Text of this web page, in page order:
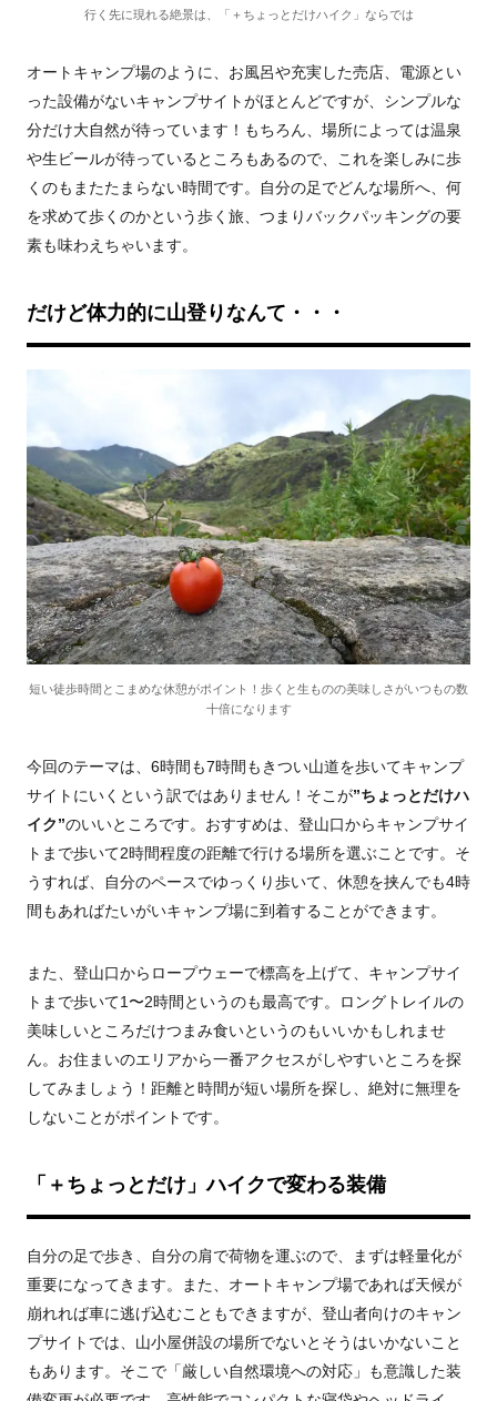
行く先に現れる絶景は、「＋ちょっとだけハイク」ならでは
オートキャンプ場のように、お風呂や充実した売店、電源とい
った設備がないキャンプサイトがほとんどですが、シンプルな
分だけ大自然が待っています！もちろん、場所によっては温泉
や生ビールが待っているところもあるので、これを楽しみに歩
くのもまたたまらない時間です。自分の足でどんな場所へ、何
を求めて歩くのかという歩く旅、つまりバックパッキングの要
素も味わえちゃいます。
だけど体力的に山登りなんて・・・
短い徒歩時間とこまめな休憩がポイント！歩くと生ものの美味しさがいつもの数
十倍になります
今回のテーマは、6時間も7時間もきつい山道を歩いてキャンプ
サイトにいくという訳ではありません！そこが”ちょっとだけハ
イク”のいいところです。おすすめは、登山口からキャンプサイ
トまで歩いて2時間程度の距離で行ける場所を選ぶことです。そ
うすれば、自分のペースでゆっくり歩いて、休憩を挟んでも4時
間もあればたいがいキャンプ場に到着することができます。
また、登山口からロープウェーで標高を上げて、キャンプサイ
トまで歩いて1〜2時間というのも最高です。ロングトレイルの
美味しいところだけつまみ食いというのもいいかもしれませ
ん。お住まいのエリアから一番アクセスがしやすいところを探
してみましょう！距離と時間が短い場所を探し、絶対に無理を
しないことがポイントです。
「＋ちょっとだけ」ハイクで変わる装備
自分の足で歩き、自分の肩で荷物を運ぶので、まずは軽量化が
重要になってきます。また、オートキャンプ場であれば天候が
崩れれば車に逃げ込むこともできますが、登山者向けのキャン
プサイトでは、山小屋併設の場所でないとそうはいかないこと
もあります。そこで「厳しい自然環境への対応」も意識した装